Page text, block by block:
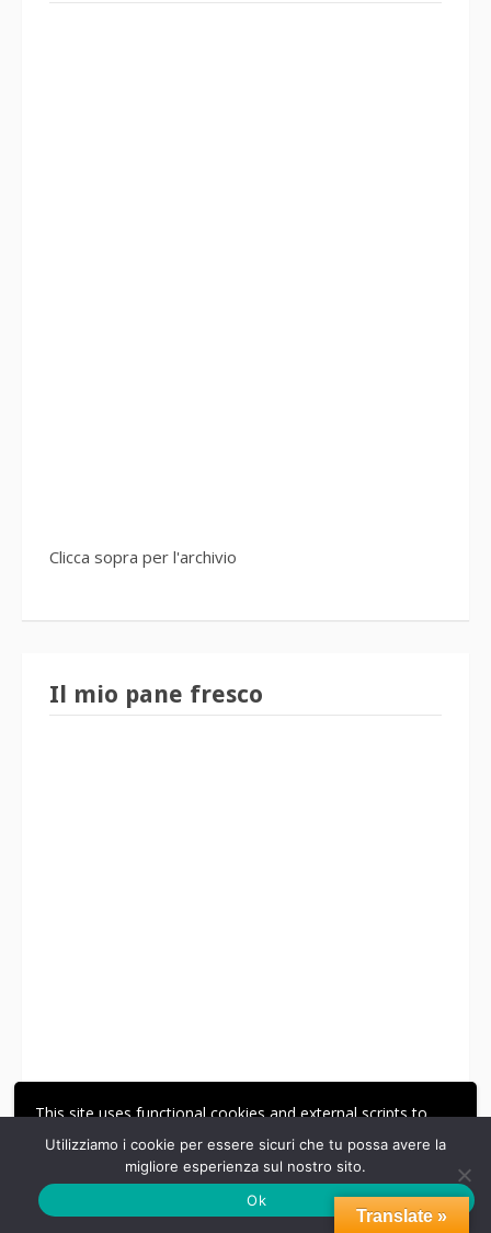
This site uses functional cookies and external scripts to
improve your experience.
LE MIE IMPOSTAZIONI
ACCETTA
Clicca sopra per l'archivio
Il mio pane fresco
Translate »
Utilizziamo i cookie per essere sicuri che tu possa avere la
migliore esperienza sul nostro sito.
Ok